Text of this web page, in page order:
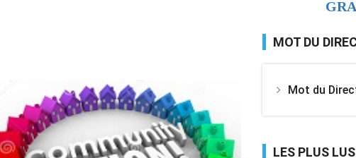
MOT DU
Mot du
LES PLUS LUS